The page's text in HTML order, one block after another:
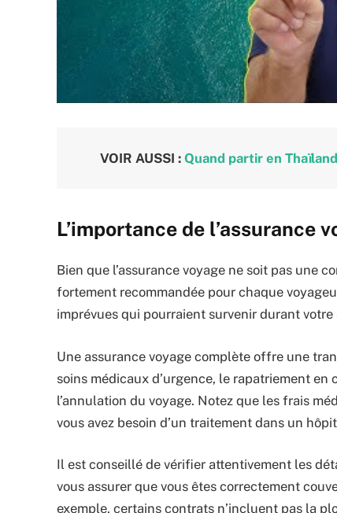
VOIR AUSSI : Quand partir en
L’importance de l’assurance
Bien que l’assurance voyage ne soit pas une
fortement recommandée pour chaque
imprévues qui pourraient survenir durant
Une assurance voyage complète offre une
soins médicaux d’urgence, le rapatriement
l’annulation du voyage. Notez que les frais
vous avez besoin d’un traitement dans un
Il est conseillé de vérifier attentivement les
vous assurer que vous êtes correctement
exemple, certains contrats n’incluent pas la